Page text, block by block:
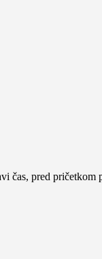
čas, pred pričetkom